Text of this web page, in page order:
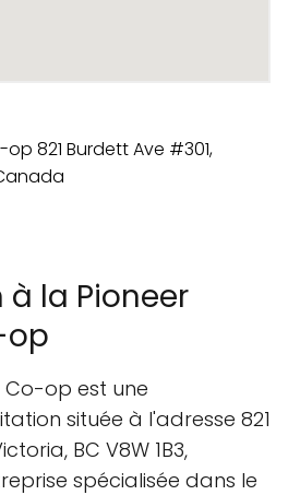
la Pioneer
op
Co-op est une
située à l'adresse 821
BC V8W 1B3,
spécialisée dans le